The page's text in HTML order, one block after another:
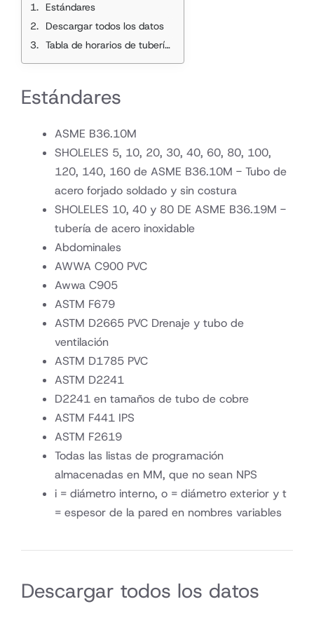
Estándares
Descargar todos los datos
Tabla de horarios de tuberías
Estándares
ASME B36.10M
SHOLELES 5, 10, 20, 30, 40, 60, 80, 100,
120, 140, 160 de ASME B36.10M - Tubo de
acero forjado soldado y sin costura
SHOLELES 10, 40 y 80 DE ASME B36.19M -
tubería de acero inoxidable
Abdominales
AWWA C900 PVC
Awwa C905
ASTM F679
ASTM D2665 PVC Drenaje y tubo de
ventilación
ASTM D1785 PVC
ASTM D2241
D2241 en tamaños de tubo de cobre
ASTM F441 IPS
ASTM F2619
Todas las listas de programación
almacenadas en MM, que no sean NPS
i = diámetro interno, o = diámetro exterior y t
= espesor de la pared en nombres variables
Descargar todos los datos